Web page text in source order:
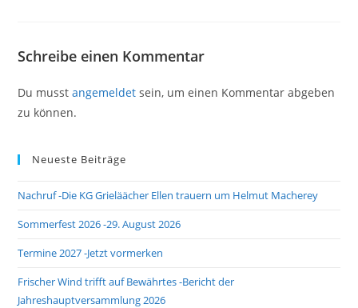
Schreibe einen Kommentar
Du musstangemeldet sein, um einen Kommentar abgeben
zu können.
Neueste Beiträge
Nachruf -Die KG Grieläächer Ellen trauern um Helmut Macherey
Sommerfest 2026 -29. August 2026
Termine 2027 -Jetzt vormerken
Frischer Wind trifft auf Bewährtes -Bericht der
Jahreshauptversammlung 2026